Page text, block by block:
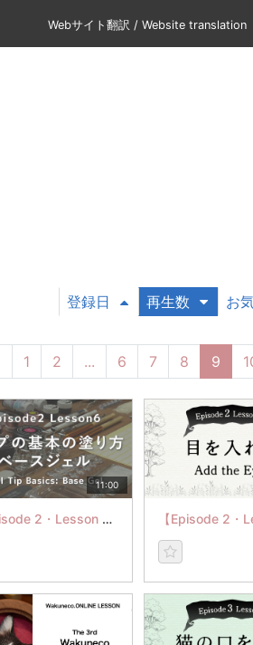
Webサイト翻訳 / Website translation
登録日 再生数 お
1 2 ... 6 7 8 9
11:00
【Episode 2・Lesson 6】チップの基本の塗り方：ベースジェル